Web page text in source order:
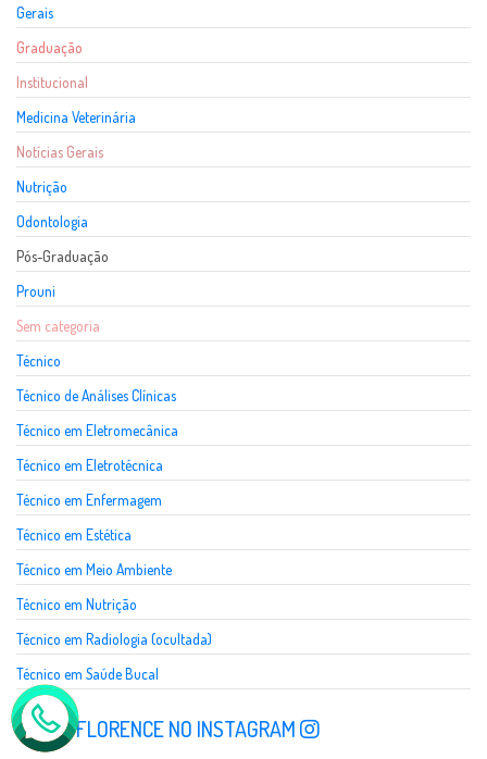
Gerais
Graduação
Institucional
Medicina Veterinária
Notícias Gerais
Nutrição
Odontologia
Pós-Graduação
Prouni
Sem categoria
Técnico
Técnico de Análises Clínicas
Técnico em Eletromecânica
Técnico em Eletrotécnica
Técnico em Enfermagem
Técnico em Estética
Técnico em Meio Ambiente
Técnico em Nutrição
Técnico em Radiologia (ocultada)
Técnico em Saúde Bucal
SIGA A FLORENCE NO INSTAGRAM